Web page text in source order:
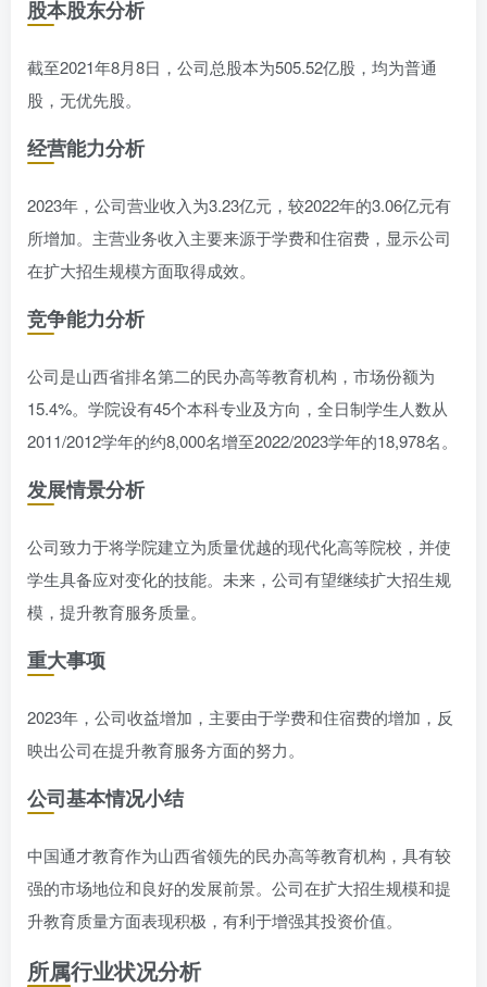
股本股东分析
截至2021年8月8日，公司总股本为505.52亿股，均为普通
股，无优先股。
经营能力分析
2023年，公司营业收入为3.23亿元，较2022年的3.06亿元有
所增加。主营业务收入主要来源于学费和住宿费，显示公司
在扩大招生规模方面取得成效。
竞争能力分析
公司是山西省排名第二的民办高等教育机构，市场份额为
15.4%。学院设有45个本科专业及方向，全日制学生人数从
2011/2012学年的约8,000名增至2022/2023学年的18,978名。
发展情景分析
公司致力于将学院建立为质量优越的现代化高等院校，并使
学生具备应对变化的技能。未来，公司有望继续扩大招生规
模，提升教育服务质量。
重大事项
2023年，公司收益增加，主要由于学费和住宿费的增加，反
映出公司在提升教育服务方面的努力。
公司基本情况小结
中国通才教育作为山西省领先的民办高等教育机构，具有较
强的市场地位和良好的发展前景。公司在扩大招生规模和提
升教育质量方面表现积极，有利于增强其投资价值。
所属行业状况分析